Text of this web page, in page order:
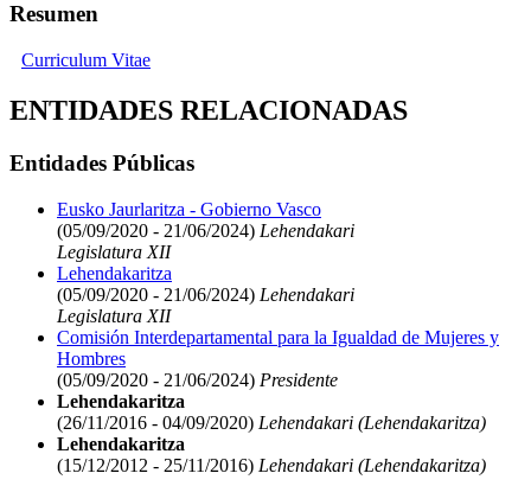
Resumen
Curriculum Vitae
ENTIDADES RELACIONADAS
Entidades Públicas
Eusko Jaurlaritza - Gobierno Vasco
(05/09/2020 - 21/06/2024) Lehendakari
Legislatura XII
Lehendakaritza
(05/09/2020 - 21/06/2024) Lehendakari
Legislatura XII
Comisión Interdepartamental para la Igualdad de Mujeres y
Hombres
(05/09/2020 - 21/06/2024) Presidente
Lehendakaritza
(26/11/2016 - 04/09/2020) Lehendakari (Lehendakaritza)
Lehendakaritza
(15/12/2012 - 25/11/2016) Lehendakari (Lehendakaritza)